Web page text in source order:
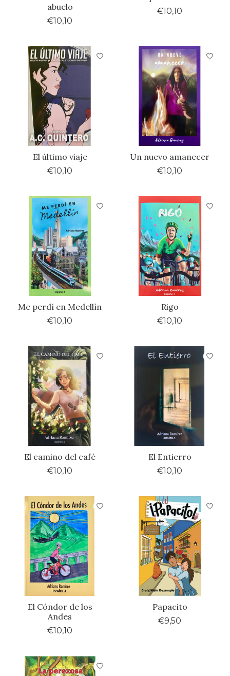
abuelo
€10,10
€10,10
El último viaje
€10,10
Un nuevo amanecer
€10,10
Me perdí en Medellín
€10,10
Rigo
€10,10
El camino del café
€10,10
El Entierro
€10,10
El Cóndor de los
Andes
€10,10
Papacito
€9,50